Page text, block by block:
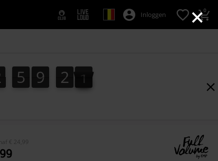
×
Inloggen 0
5
5 9
9 1
2
1
2 9
0
9
1
0
€ 24,99